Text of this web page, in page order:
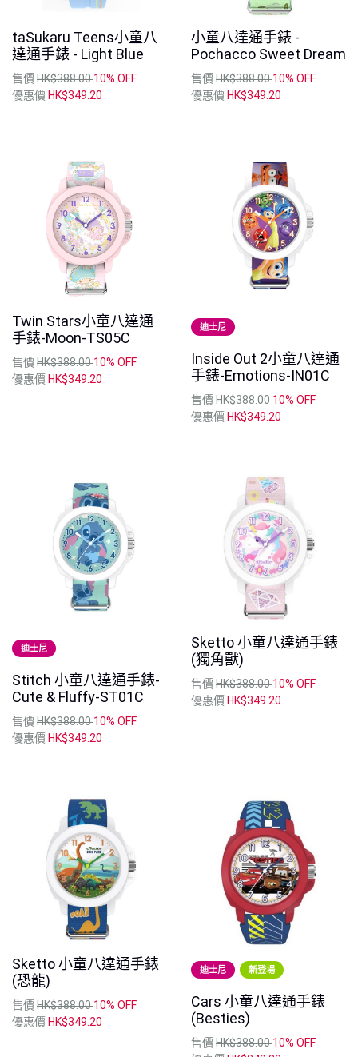
taSukaru Teens小童八
達通手錶 - Light Blue
售價 HK$388.0010% OFF
優惠價 HK$349.20
小童八達通手錶 -
Pochacco Sweet Dream
售價 HK$388.0010% OFF
優惠價 HK$349.20
Twin Stars小童八達通
手錶-Moon-TS05C
售價 HK$388.0010% OFF
優惠價 HK$349.20
迪士尼
Inside Out 2小童八達通
手錶-Emotions-IN01C
售價 HK$388.0010% OFF
優惠價 HK$349.20
迪士尼
Stitch 小童八達通手錶-
Cute & Fluffy-ST01C
售價 HK$388.0010% OFF
優惠價 HK$349.20
Sketto 小童八達通手錶
(獨角獸)
售價 HK$388.0010% OFF
優惠價 HK$349.20
Sketto 小童八達通手錶
(恐龍)
售價 HK$388.0010% OFF
優惠價 HK$349.20
迪士尼 新登場
Cars 小童八達通手錶
(Besties)
售價 HK$388.0010% OFF